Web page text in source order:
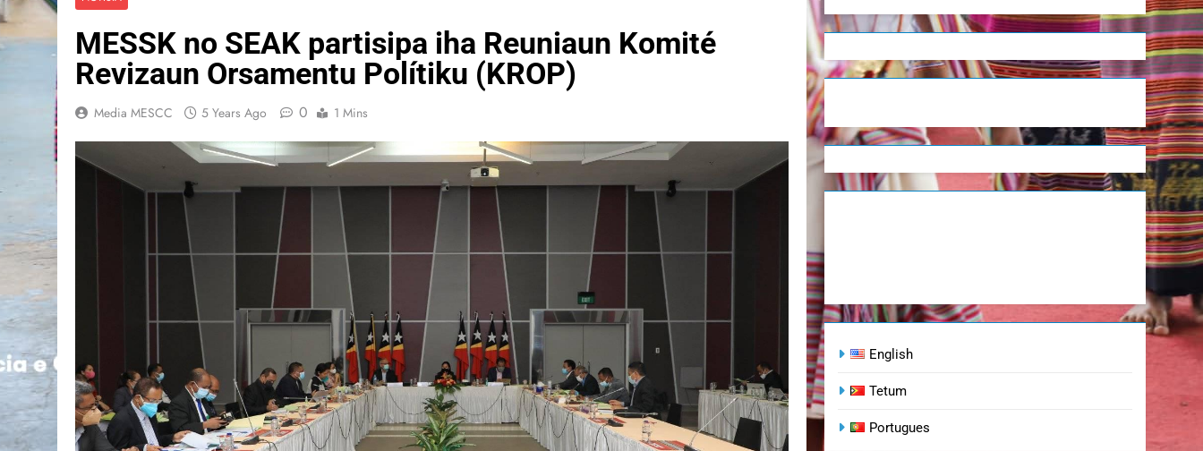
MESSK no SEAK partisipa iha Reuniaun Komité
Revizaun Orsamentu Polítiku (KROP)
Media MESCC 5 Years Ago 0 1 Mins
English
Tetum
Portugues